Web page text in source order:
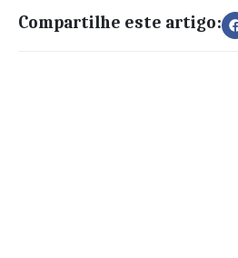
Compartilhe este artigo: